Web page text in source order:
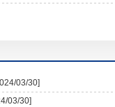
03/30]
03/30]